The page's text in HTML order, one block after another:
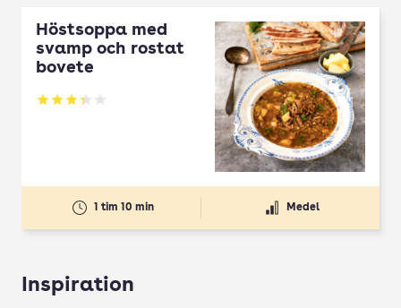
Höstsoppa med
svamp och rostat
bovete
Betyg: 3.33 av 5
1 tim 10 min Medel
Inspiration